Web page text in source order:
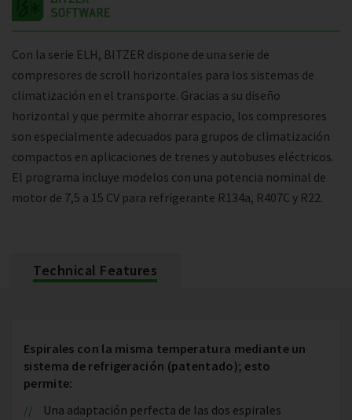
Con la serie ELH, BITZER dispone de una serie de
compresores de scroll horizontales para los sistemas de
climatización en el transporte. Gracias a su diseño
horizontal y que permite ahorrar espacio, los compresores
son especialmente adecuados para grupos de climatización
compactos en aplicaciones de trenes y autobuses eléctricos.
El programa incluye modelos con una potencia nominal de
motor de 7,5 a 15 CV para refrigerante R134a, R407C y R22.
Technical Features
Espirales con la misma temperatura mediante un
sistema de refrigeración (patentado); esto
permite:
Una adaptación perfecta de las dos espirales